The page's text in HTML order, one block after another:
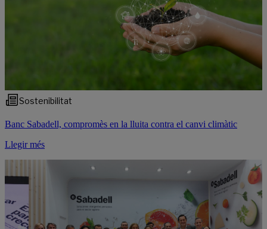
Sostenibilitat
Banc Sabadell, compromès en la lluita contra el canvi climàtic
Llegir més